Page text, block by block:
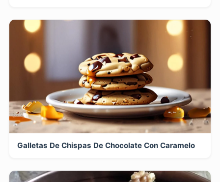
Galletas De Chispas De Chocolate Con Caramelo